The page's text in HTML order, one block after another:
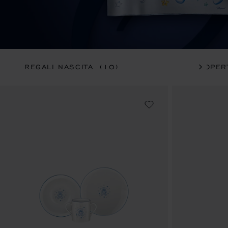
REGALI NASCITA (10)